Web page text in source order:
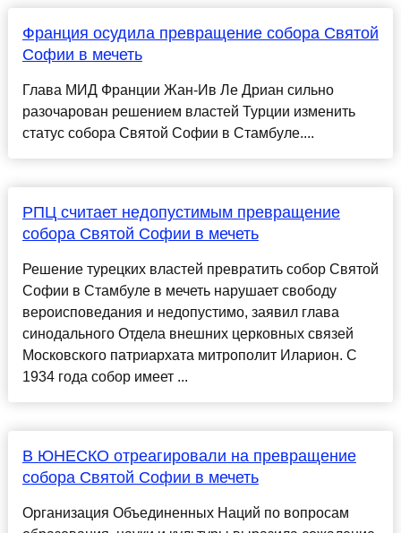
Франция осудила превращение собора Святой
Софии в мечеть
Глава МИД Франции Жан-Ив Ле Дриан сильно
разочарован решением властей Турции изменить
статус собора Святой Софии в Стамбуле....
РПЦ считает недопустимым превращение
собора Святой Софии в мечеть
Решение турецких властей превратить собор Святой
Софии в Стамбуле в мечеть нарушает свободу
вероисповедания и недопустимо, заявил глава
синодального Отдела внешних церковных связей
Московского патриархата митрополит Иларион. С
1934 года собор имеет ...
В ЮНЕСКО отреагировали на превращение
собора Святой Софии в мечеть
Организация Объединенных Наций по вопросам